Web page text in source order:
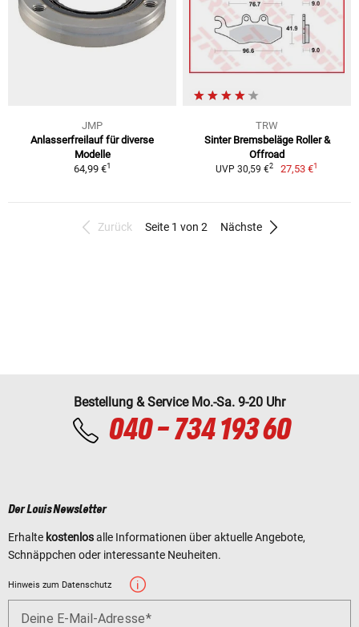
JMP
Anlasserfreilauf für diverse
Modelle
64,99 €1
TRW
Sinter Bremsbeläge Roller &
Offroad
UVP 30,59 €2 27,53 €1
Zurück Seite 1 von 2 Nächste
Bestellung & Service Mo.-Sa. 9-20 Uhr
040 - 734 193 60
Der Louis Newsletter
Erhalte kostenlosalle Informationen über aktuelle Angebote,
Schnäppchen oder interessante Neuheiten.
Hinweis zum Datenschutz
Deine E-Mail-Adresse